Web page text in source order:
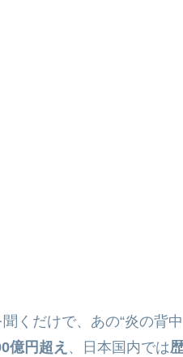
くだけで、あの“炎の背
億円超え 、日本国内では